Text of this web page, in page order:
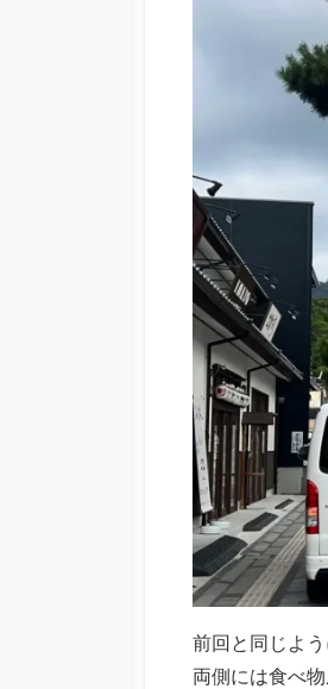
前回と同じよ
両側には食べ